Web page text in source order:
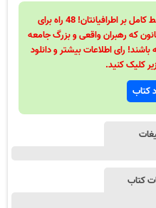
48 قانون قدرت! 48 فرمول برای تسلط کامل بر اطرافیانتان! 48 راه برای
گروه، جمع و زیر دستانتان! 48 قانون که رهبران واقعی و بزرگ جامعه
رای اطلاعات بیشتر و دانلود
کلیک کنید.
کتاب
کتاب